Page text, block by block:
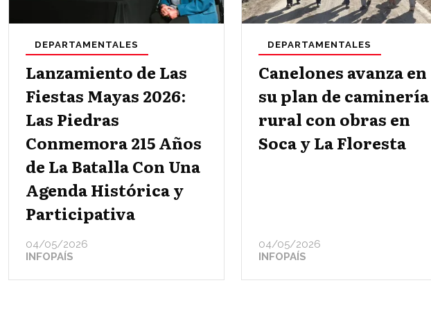
Lanzamiento de Las
Fiestas Mayas 2026:
Las Piedras
Conmemora 215 Años
de La Batalla Con Una
Agenda Histórica y
Participativa
INFOPAÍS
DEPARTAMENTALES
04/05/2026
Canelones avanza en
su plan de caminería
rural con obras en
Soca y La Floresta
INFOPAÍS
DEPARTAMENTALES
04/05/2026